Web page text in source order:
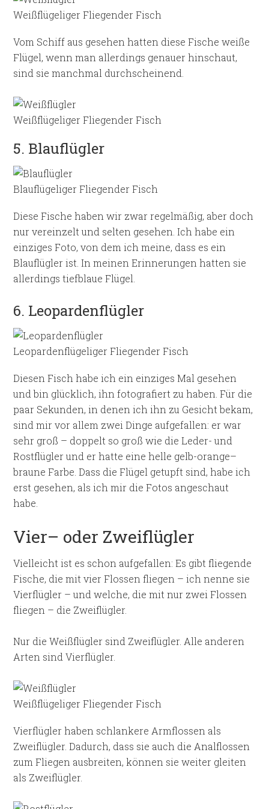
Weißflügeliger Fliegender Fisch
Vom Schiff aus gesehen hatten diese Fische weiße
Flügel, wenn man allerdings genauer hinschaut,
sind sie manchmal durchscheinend.
Weißflügeliger Fliegender Fisch
5. Blauflügler
Blauflügeliger Fliegender Fisch
Diese Fische haben wir zwar regelmäßig, aber doch
nur vereinzelt und selten gesehen. Ich habe ein
einziges Foto, von dem ich meine, dass es ein
Blauflügler ist. In meinen Erinnerungen hatten sie
allerdings tiefblaue Flügel.
6. Leopardenflügler
Leopardenflügeliger Fliegender Fisch
Diesen Fisch habe ich ein einziges Mal gesehen
und bin glücklich, ihn fotografiert zu haben. Für die
paar Sekunden, in denen ich ihn zu Gesicht bekam,
sind mir vor allem zwei Dinge aufgefallen: er war
sehr groß – doppelt so groß wie die Leder- und
Rostflügler und er hatte eine helle gelb-orange–
braune Farbe. Dass die Flügel getupft sind, habe ich
erst gesehen, als ich mir die Fotos angeschaut
habe.
Vier– oder Zweiflügler
Vielleicht ist es schon aufgefallen: Es gibt fliegende
Fische, die mit vier Flossen fliegen – ich nenne sie
Vierflügler – und welche, die mit nur zwei Flossen
fliegen – die Zweiflügler.
Nur die Weißflügler sind Zweiflügler. Alle anderen
Arten sind Vierflügler.
Weißflügeliger Fliegender Fisch
Vierflügler haben schlankere Armflossen als
Zweiflügler. Dadurch, dass sie auch die Analflossen
zum Fliegen ausbreiten, können sie weiter gleiten
als Zweiflügler.